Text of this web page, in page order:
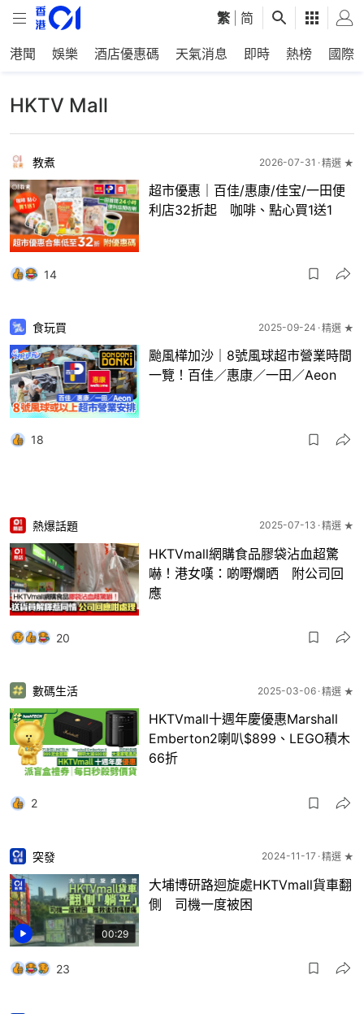
繁 简
港聞 娛樂 酒店優惠碼 天氣消息 即時 熱榜 國際
HKTV Mall
教煮 2026-07-31 精選 ★
超市優惠｜百佳/惠康/佳宝/一田便
利店32折起 咖啡、點心買1送1
14
食玩買 2025-09-24 精選 ★
颱風樺加沙｜8號風球超市營業時間
一覽！百佳／惠康／一田／Aeon
18
熱爆話題 2025-07-13 精選 ★
HKTVmall網購食品膠袋沾血超驚
嚇！港女嘆：啲嘢爛晒 附公司回
應
20
數碼生活 2025-03-06 精選 ★
HKTVmall十週年慶優惠Marshall
Emberton2喇叭$899、LEGO積木
66折
2
00:29
突發 2024-11-17 精選 ★
大埔博研路迴旋處HKTVmall貨車翻
側 司機一度被困
23